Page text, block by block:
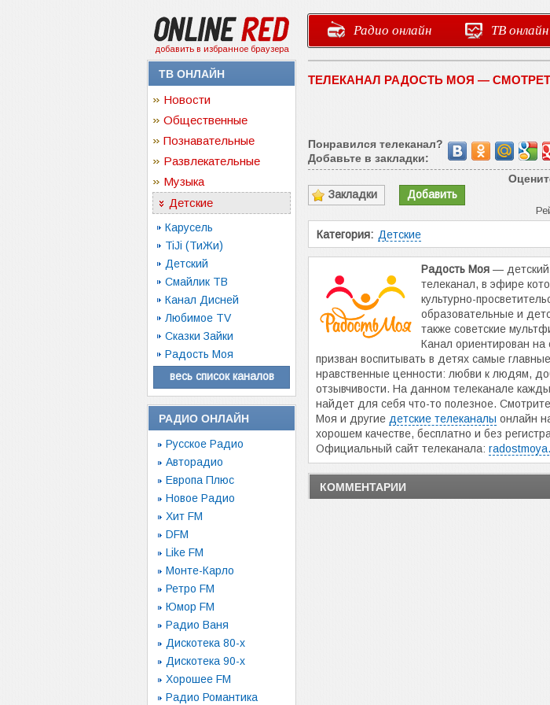
добавить в избранное браузера
Радио онлайн ТВ онлайн
ТВ ОНЛАЙН
Новости
Общественные
Познавательные
Развлекательные
Музыка
Детские
Карусель
TiJi (ТиЖи)
Детский
Смайлик ТВ
Канал Дисней
Любимое TV
Сказки Зайки
Радость Моя
весь список каналов
РАДИО ОНЛАЙН
Русское Радио
Авторадио
Европа Плюс
Новое Радио
Хит FM
DFM
Like FM
Монте-Карло
Ретро FM
Юмор FM
Радио Ваня
Дискотека 80-х
Дискотека 90-х
Хорошее FM
Радио Романтика
ТЕЛЕКАНАЛ РАДОСТЬ МОЯ —
Понравился телеканал?
Добавьте в закладки:
Закладки Добавить
Категория: Детские
Радость Моя — детский
телеканал, в эфире
культурно-
образовательные и
также советские
Канал ориентирован
призван воспитывать в детях самые
нравственные ценности: любви к людям,
отзывчивости. На данном телеканале
найдет для себя что-то полезное.
Моя и другие детские телеканалы онлайн
хорошем качестве, бесплатно и без
Официальный сайт телеканала:
КОММЕНТАРИИ